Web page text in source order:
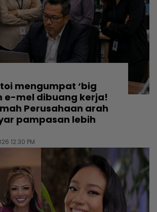
mengumpat ‘big
e-mel dibuang kerja!
Perusahaan arah
pampasan lebih
12:30 PM